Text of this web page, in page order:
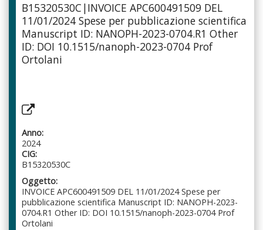
B15320530C|INVOICE APC600491509 DEL
11/01/2024 Spese per pubblicazione scientifica
Manuscript ID: NANOPH-2023-0704.R1 Other
ID: DOI 10.1515/nanoph-2023-0704 Prof
Ortolani
Anno:
2024
CIG:
B15320530C
Oggetto:
INVOICE APC600491509 DEL 11/01/2024 Spese per
pubblicazione scientifica Manuscript ID: NANOPH-2023-
0704.R1 Other ID: DOI 10.1515/nanoph-2023-0704 Prof
Ortolani